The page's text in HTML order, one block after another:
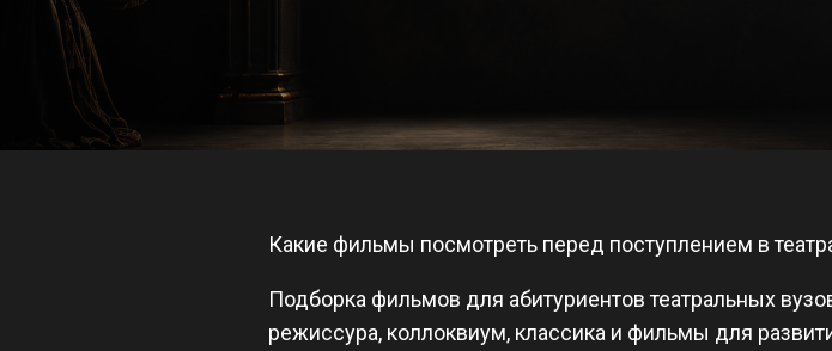
Какие фильмы посмотреть перед поступлением в
Подборка фильмов для абитуриентов театральных
режиссура, коллоквиум, классика и фильмы для